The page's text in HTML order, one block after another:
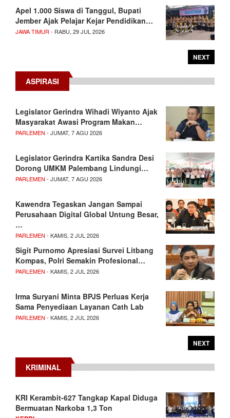
Apel 1.000 Siswa di Tanggul, Bupati
Jember Ajak Pelajar Kejar Pendidikan…
JAWA TIMUR - RABU, 29 JUL 2026
NEXT
ASPIRASI
Legislator Gerindra Wihadi Wiyanto Ajak
Masyarakat Awasi Program Makan…
PARLEMEN - JUMAT, 7 AGU 2026
Legislator Gerindra Kartika Sandra Desi
Dorong UMKM Palembang Lindungi…
PARLEMEN - JUMAT, 7 AGU 2026
Kawendra Tegaskan Jangan Sampai
Perusahaan Digital Global Untung Besar,
…
PARLEMEN - KAMIS, 2 JUL 2026
Sigit Purnomo Apresiasi Survei Litbang
Kompas, Polri Semakin Profesional…
PARLEMEN - KAMIS, 2 JUL 2026
Irma Suryani Minta BPJS Perluas Kerja
Sama Penyediaan Layanan Cath Lab
PARLEMEN - KAMIS, 2 JUL 2026
NEXT
KRIMINAL
KRI Kerambit-627 Tangkap Kapal Diduga
Bermuatan Narkoba 1,3 Ton